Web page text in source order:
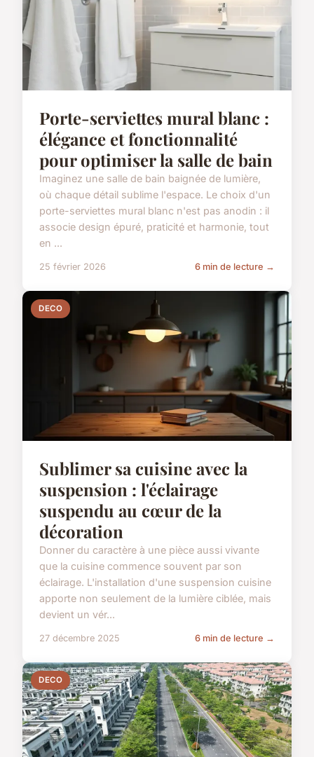
Porte-serviettes mural blanc :
élégance et fonctionnalité
pour optimiser la salle de bain
Imaginez une salle de bain baignée de lumière,
où chaque détail sublime l'espace. Le choix d'un
porte-serviettes mural blanc n'est pas anodin : il
associe design épuré, praticité et harmonie, tout
en ...
25 février 2026 6 min de lecture →
DECO
Sublimer sa cuisine avec la
suspension : l'éclairage
suspendu au cœur de la
décoration
Donner du caractère à une pièce aussi vivante
que la cuisine commence souvent par son
éclairage. L'installation d'une suspension cuisine
apporte non seulement de la lumière ciblée, mais
devient un vér...
27 décembre 2025 6 min de lecture →
DECO